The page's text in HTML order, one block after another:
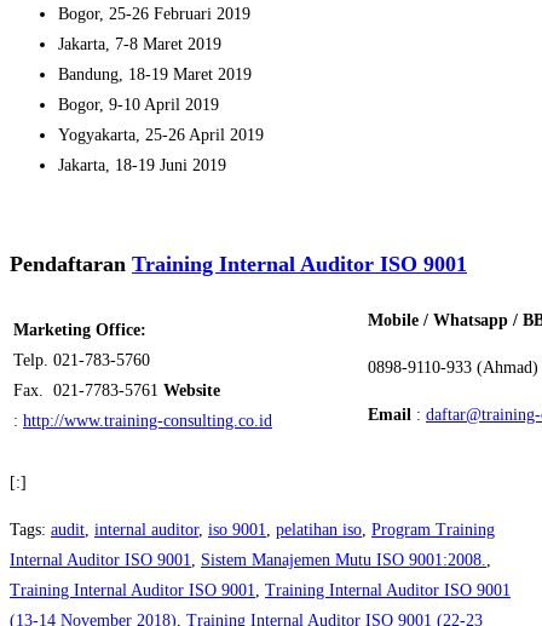
Bogor, 25-26 Februari 2019
Jakarta, 7-8 Maret 2019
Bandung, 18-19 Maret 2019
Bogor, 9-10 April 2019
Yogyakarta, 25-26 April 2019
Jakarta, 18-19 Juni 2019
Pendaftaran Training Internal Auditor ISO 9001
Marketing Office:
Telp. 021-783-5760
Fax. 021-7783-5761 Website
: http://www.training-consulting.co.id
Mobile / Whatsapp /
0898-9110-933 (Ahmad)
Email :
[:]
Tags: audit, internal auditor, iso 9001, pelatihan iso, Program Training
Internal Auditor ISO 9001, Sistem Manajemen Mutu ISO 9001:2008.,
Training Internal Auditor ISO 9001, Training Internal Auditor ISO 9001
(13-14 November 2018), Training Internal Auditor ISO 9001 (22-23